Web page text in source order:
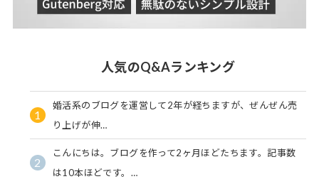
人気のQ&Aランキング
1
婚活系のブログを運営して2年が経ちますが、ぜんぜん売
り上げが伸…
2
こんにちは。ブログを作って2ヶ月ほどたちます。記事数
は10本ほどです。…